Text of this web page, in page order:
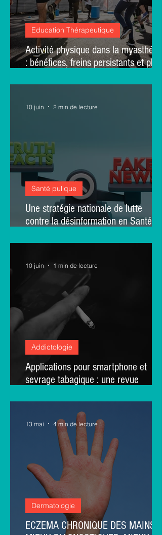
Activité physique dans la myasthénie
: bénéfices, freins persistants et place
prospective monocentrique
Education Thérapeutique
Une stratégie nationale de lutte
contre la désinformation en Santé :
Santé pulique
10 juin 2 min de lecture
Applications pour smartphone et
sevrage tabagique : une revue
Addictologie
10 juin 1 min de lecture
ECZEMA CHRONIQUE DES MAINS :
Dermatologie
13 mai 4 min de lecture